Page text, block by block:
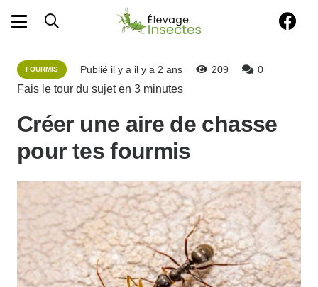
FOURMIS Publié il y a il y a 2 ans 209 0
Fais le tour du sujet en 3 minutes
Créer une aire de chasse
pour tes fourmis